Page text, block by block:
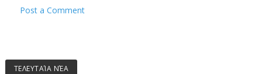
Post a Comment
ΤΕΛΕΥΤΑΊΑ ΝΈΑ